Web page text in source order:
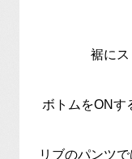
裾に
ボトムをONす
リブのパンツ